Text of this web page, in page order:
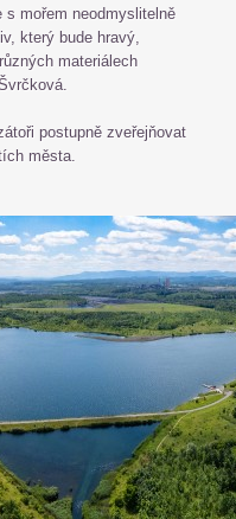
s mořem neodmyslitelně
který bude hravý,
materiálech
postupně zveřejňovat
města.